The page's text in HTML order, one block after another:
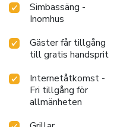
Simbassäng -
Inomhus
Gäster får tillgång
till gratis handsprit
Internetåtkomst -
Fri tillgång för
allmänheten